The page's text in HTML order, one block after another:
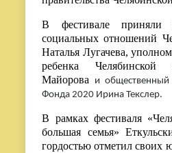
В фестивале приняли
социальных отношений
Наталья Лугачева,
ребенка Челябинской
Майорова
и общественный
Фонда 2020 Ирина Текслер.
В рамках фестиваля
большая семья»
гордостью отметил своих